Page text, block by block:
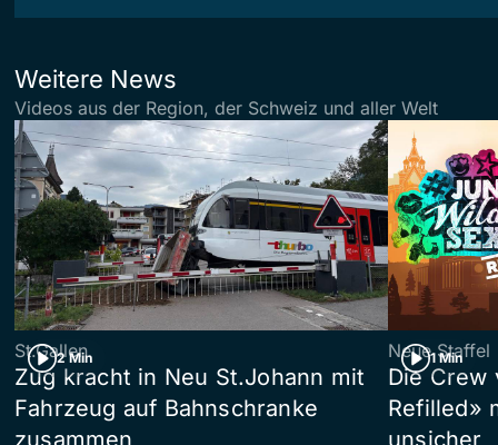
Weitere News
Videos aus der Region, der Schweiz und aller Welt
2 Min
St.Gallen
Zug kracht in Neu St.Johann mit
Fahrzeug auf Bahnschranke
zusammen
1 Min
Neue Staffel
Die Crew
Refilled»
unsicher